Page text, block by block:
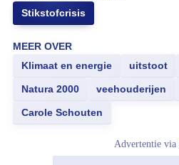
Stikstofcrisis
MEER OVER
Klimaat en energie
uitstoot
Natura 2000 veehouderijen
Carole Schouten
Advertentie via